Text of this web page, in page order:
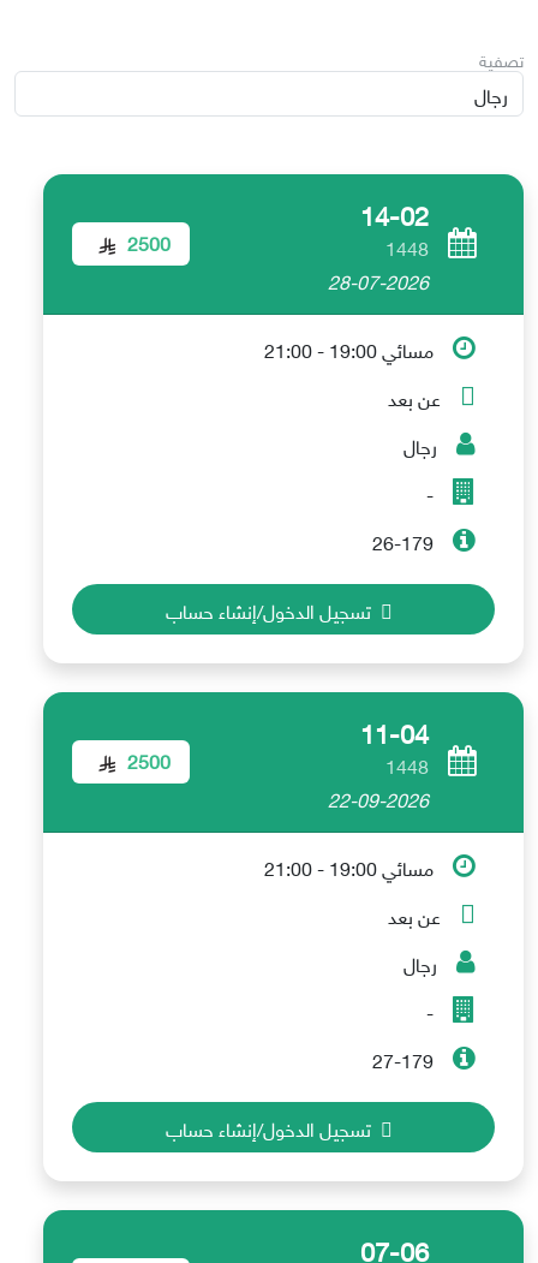
تصفية
14-02
1448
28-07-2026
2500
مسائي 19:00 - 21:00
عن بعد
رجال
-
26-179
تسجيل الدخول/إنشاء حساب
11-04
1448
22-09-2026
2500
مسائي 19:00 - 21:00
عن بعد
رجال
-
27-179
تسجيل الدخول/إنشاء حساب
07-06